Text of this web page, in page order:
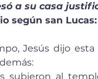
a su casa
según san Lucas: